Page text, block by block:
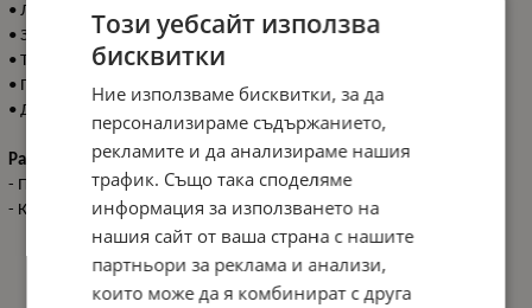
• Лесно закопчаване на презрамките с тик-так копчета;
• Закачлив десен;
• Топлинна устойчивост 3.3 TOG;
• Произведено в България;
• Дължина: 90 см.
Размери:
- Продукт: 55x90 см / N.W. 0.370 кг
- Кашон: 30x40x60 см / G.W. 6.2 кг / 15 pcs/ctn
Този уебсайт използва
бисквитки
Ние използваме бисквитки, за да
персонализираме съдържанието,
рекламите и да анализираме нашия
трафик. Също така споделяме
информация за използването на
нашия сайт от ваша страна с нашите
партньори за реклама и анализи,
които може да я комбинират с друга